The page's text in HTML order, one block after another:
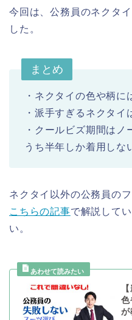
今回は、公務員のネクタ
した。
まとめ
・ネクタイの色や柄に
・派手すぎるネクタ
・クールビズ期間は
うち半年しか着用しな
ネクタイ以外の公務員の
こちらの記事で解説して
い。
色
が